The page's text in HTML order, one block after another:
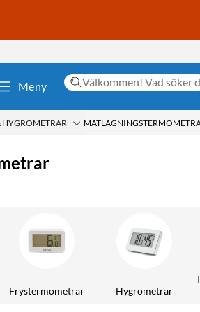
Meny
Frystermometrar Hygrometrar